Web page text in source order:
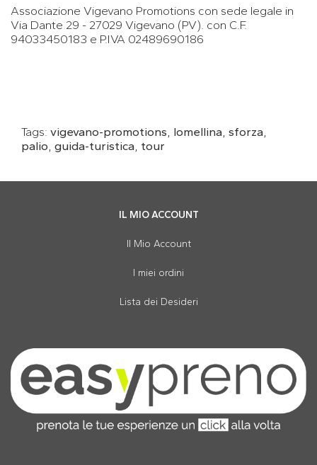
Associazione Vigevano Promotions con sede legale in
Via Dante 29 - 27029 Vigevano (PV). con C.F.
94033450183 e P.IVA 02489690186
Tags: vigevano-promotions lomellina sforza
palio guida-turistica tour
IL MIO ACCOUNT
Il Mio Account
I miei ordini
Lista dei Desideri